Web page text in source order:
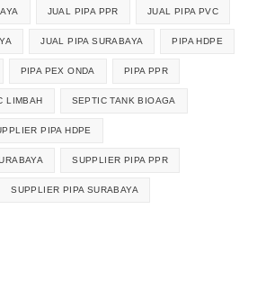
JUAL PIPA PPR JUAL PIPA PVC
JUAL PIPA SURABAYA PIPA HDPE
PIPA PEX ONDA PIPA PPR
LIMBAH SEPTIC TANK BIOAGA
PIPA HDPE
SUPPLIER PIPA PPR
SUPPLIER PIPA SURABAYA